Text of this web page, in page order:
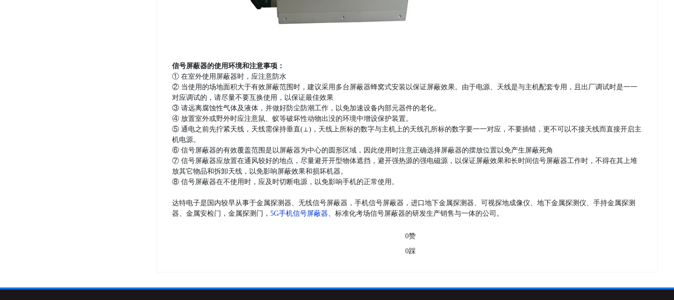
信号屏蔽器的使用环境和注意事项：
① 在室外使用屏蔽器时，应注意防水
② 当使用的场地面积大于有效屏蔽范围时，建议采用多台屏蔽器蜂窝式安装以保证屏蔽效果。由于电源、天线是与主机配套专用，且出厂调试时是一一
对应调试的，请尽量不要互换使用，以保证最佳效果
③ 请远离腐蚀性气体及液体，并做好防尘防潮工作，以免加速设备内部元器件的老化。
④ 放置室外或野外时应注意鼠、蚁等破坏性动物出没的环境中增设保护装置。
⑤ 通电之前先拧紧天线，天线需保持垂直(⊥)，天线上所标的数字与主机上的天线孔所标的数字要一一对应，不要插错，更不可以不接天线而直接开启主
机电源。
⑥ 信号屏蔽器的有效覆盖范围是以屏蔽器为中心的圆形区域，因此使用时注意正确选择屏蔽器的摆放位置以免产生屏蔽死角
⑦ 信号屏蔽器应放置在通风较好的地点，尽量避开开型物体遮挡，避开强热源的强电磁源，以保证屏蔽效果和长时间信号屏蔽器工作时，不得在其上堆
放其它物品和拆卸天线，以免影响屏蔽效果和损坏机器。
⑧ 信号屏蔽器在不使用时，应及时切断电源，以免影响手机的正常使用。
达特电子是国内较早从事于金属探测器、无线信号屏蔽器，手机信号屏蔽器，进口地下金属探测器、可视探地成像仪、地下金属探测仪、手持金属探测
器、金属安检门，金属探测门， 5G手机信号屏蔽器、标准化考场信号屏蔽器的研发生产销售与一体的公司。
0赞
0踩